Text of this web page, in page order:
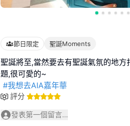
節日限定 聖誕Moments
聖誕將至,當然要去有聖誕氣氛的地
題,很可愛的~
#我想去AIA嘉年華
評分
發表第一個留言...